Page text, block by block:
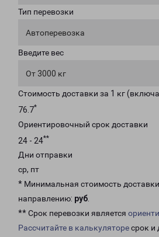
Тип перевозки
Автоперевозка
Введите вес
От 3000 кг
Стоимость доставки за 1 кг
76.7*
Ориентировочный срок доставки
24 - 24**
Дни отправки
ср, пт
* Минимальная стоимость
направлению: руб.
** Срок перевозки является
Рассчитайте в калькуляторесрок и